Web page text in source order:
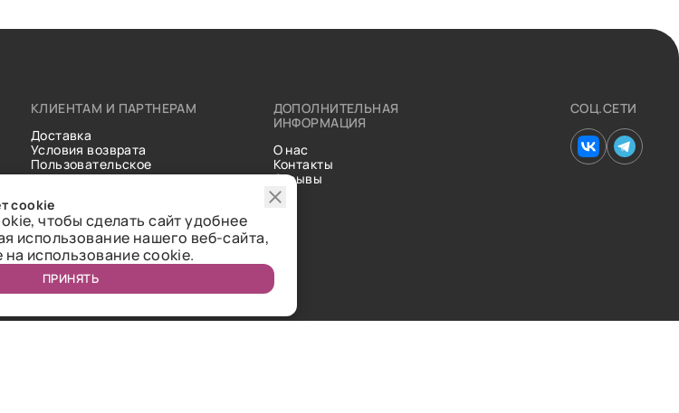
КЛИЕНТАМ И ПАРТНЕРАМ
Доставка
Условия возврата
Пользовательское
соглашение
Статьи
ДОПОЛНИТЕЛЬНАЯ
ИНФОРМАЦИЯ
О нас
Контакты
Отзывы
СОЦ.СЕТИ
cookie
чтобы сделать сайт удобнее
использование нашего веб-сайта,
на использование cookie.
ПРИНЯТЬ